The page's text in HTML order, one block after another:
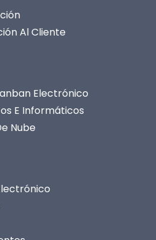
Al Cliente
Electrónico
E Informáticos
Nube